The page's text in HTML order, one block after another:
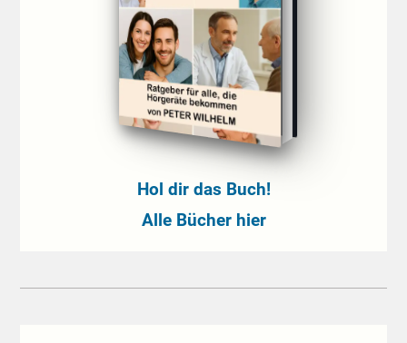
Hol dir das Buch!
Alle Bücher hier